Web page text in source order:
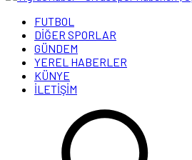
FUTBOL
DİĞER SPORLAR
GÜNDEM
YEREL HABERLER
KÜNYE
İLETİŞİM